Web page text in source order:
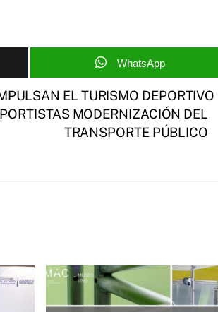
WhatsApp
EL TURISMO DEPORTIVO
MODERNIZACIÓN DEL
TRANSPORTE PÚBLICO